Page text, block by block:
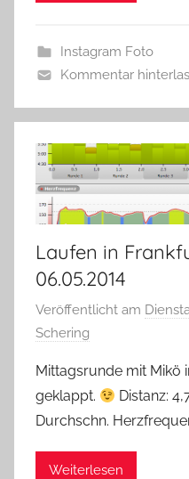
Instagram Foto
Kommentar
Laufen in
06.05.2014
Veröffentlicht am
Schering
Mittagsrunde mit Mikö
geklappt.
Distanz:
Durchschn.
Weiterlesen